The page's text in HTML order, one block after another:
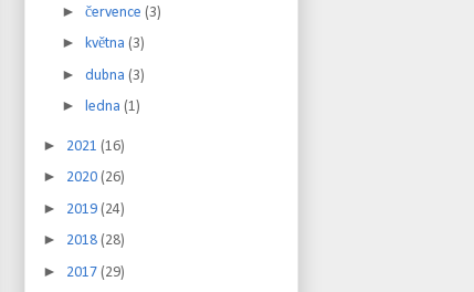
► července (3)
► května (3)
► dubna (3)
► ledna (1)
► 2021 (16)
► 2020 (26)
► 2019 (24)
► 2018 (28)
► 2017 (29)